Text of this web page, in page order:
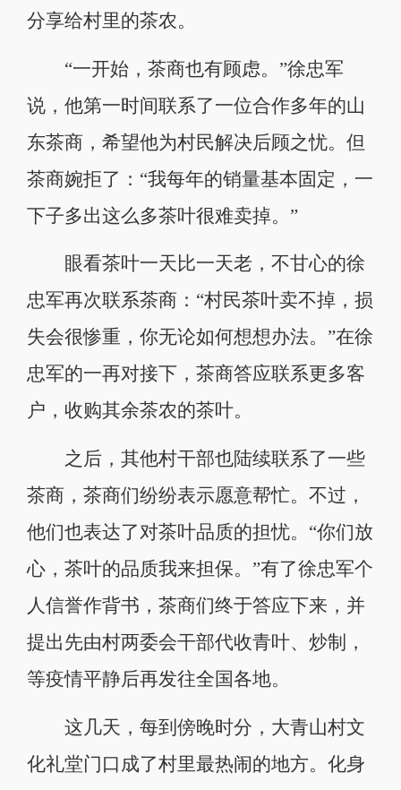
分享给村里的茶农。
“一开始，茶商也有顾虑。”徐忠军
说，他第一时间联系了一位合作多年的山
东茶商，希望他为村民解决后顾之忧。但
茶商婉拒了：“我每年的销量基本固定，一
下子多出这么多茶叶很难卖掉。”
眼看茶叶一天比一天老，不甘心的徐
忠军再次联系茶商：“村民茶叶卖不掉，损
失会很惨重，你无论如何想想办法。”在徐
忠军的一再对接下，茶商答应联系更多客
户，收购其余茶农的茶叶。
之后，其他村干部也陆续联系了一些
茶商，茶商们纷纷表示愿意帮忙。不过，
他们也表达了对茶叶品质的担忧。“你们放
心，茶叶的品质我来担保。”有了徐忠军个
人信誉作背书，茶商们终于答应下来，并
提出先由村两委会干部代收青叶、炒制，
等疫情平静后再发往全国各地。
这几天，每到傍晚时分，大青山村文
化礼堂门口成了村里最热闹的地方。化身